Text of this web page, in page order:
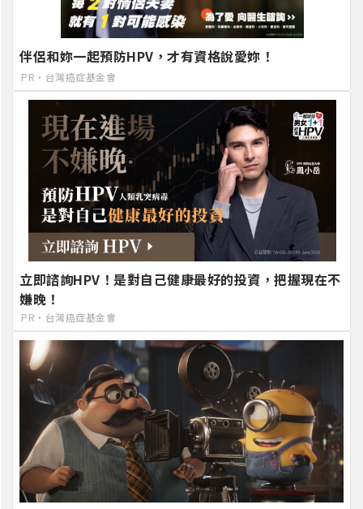
伴侶和妳一起預防HPV，才有資格說愛妳！
PR・台灣癌症基金會
立即諮詢HPV！是對自己健康最好的投資，把握現在不
嫌晚！
PR・台灣癌症基金會